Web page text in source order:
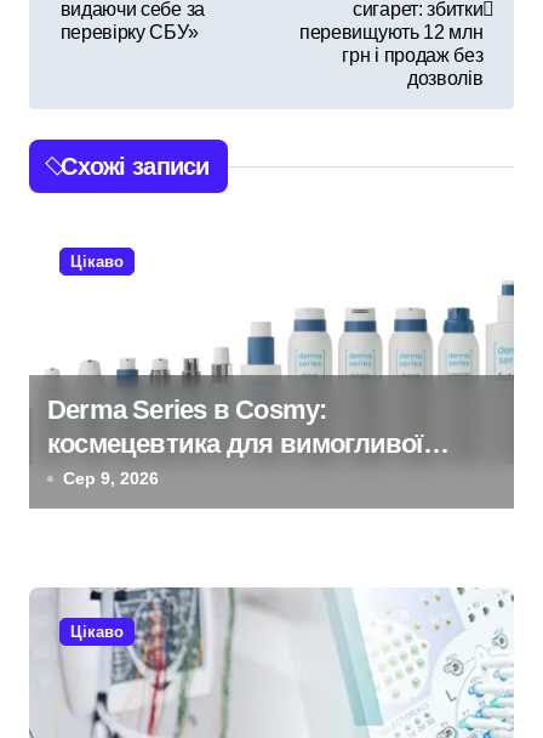
г
а
з
п
с
видаючи себе за
перевірку СБУ»
сигарет: збитки
перевищують 12 млн
грн і продаж без
дозволів
Схожі записи
Цікаво
Derma Series в Cosmy:
космецевтика для вимогливої
шкіри
Сер 9, 2026
Цікаво